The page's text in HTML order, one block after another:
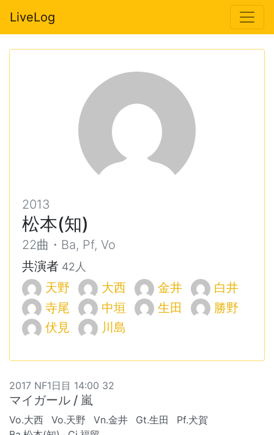
LiveLog
2013
松本(知)
22曲・Ba, Pf, Vo
共演者 42人
天野 大西 金井
白井
寺尾
中垣 生田
勝野
伏見
川島
2017 NF1日目 14:00 32
マイガール / 嵐
Vo.大西 Vo.天野 Vn.金井 Gt.生田
Pf.犬賀